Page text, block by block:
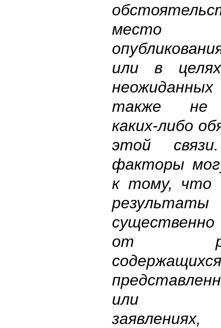
место
или в
также не
каких-либо
этой
факторы
к тому, что
от
или